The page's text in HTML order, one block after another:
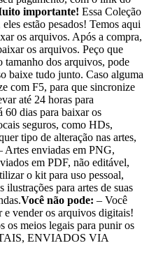
importante! Essa Coleção
estão pesados! Temos aqui
os arquivos. Após a compra,
os arquivos. Peço que
tamanho dos arquivos, pode
baixe tudo junto. Caso alguma
com F5, para que sincronize
até 24 horas para
60 dias para baixar os
seguros, como HDs,
tipo de alteração nas artes,
Artes enviadas em PNG,
em PDF, não editável,
o kit para uso pessoal,
para artes de suas
Você não pode: – Você
e vender os arquivos digitais!
os meios legais para punir os
ENVIADOS VIA